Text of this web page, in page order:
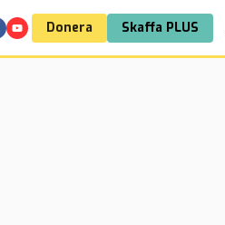
Donera Skaffa PLUS